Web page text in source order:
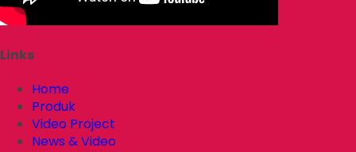
Links
Home
Produk
Video Project
News & Video